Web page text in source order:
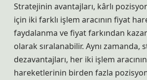
Stratejinin avantajları, kârlı
için iki farklı işlem aracının fiyat
faydalanma ve fiyat farkından
olarak sıralanabilir. Aynı zamanda,
dezavantajları, her iki işlem
hareketlerinin birden fazla pozisyon